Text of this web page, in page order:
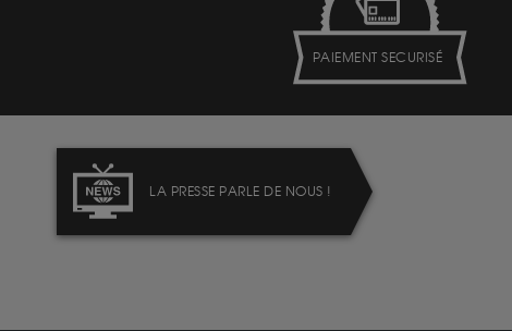
PAIEMENT SECURISÉ
LA PRESSE PARLE DE NOUS !